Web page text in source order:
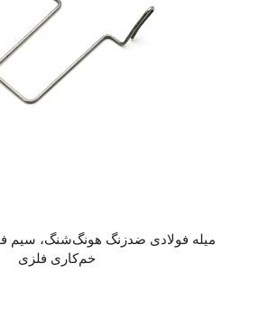
میله فولادی ضدزنگ هونگ‌شنگ، سیم
خم‌کاری فلزی